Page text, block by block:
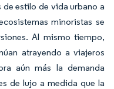
estilo de vida urbano a
minoristas se
Al mismo tiempo,
atrayendo a viajeros
aún más la demanda
de lujo a medida que la